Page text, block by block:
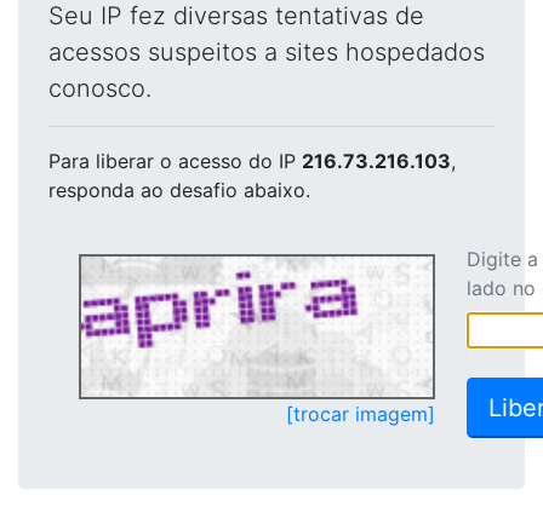
Seu IP fez diversas tentativas de
acessos suspeitos a sites hospedados
conosco.
Para liberar o acesso do IP 216.73.216.103,
responda ao desafio abaixo.
[trocar imagem]
Digite
lado no